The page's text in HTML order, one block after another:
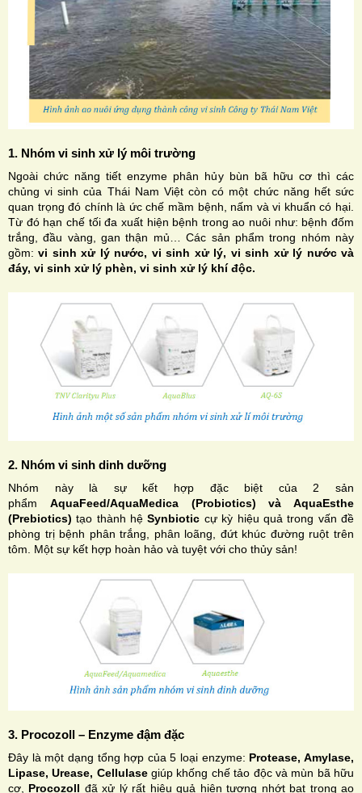
1. Nhóm vi sinh xử lý môi trường
Ngoài chức năng tiết enzyme phân hủy bùn bã hữu cơ thì các
chủng vi sinh của Thái Nam Việt còn có một chức năng hết sức
quan trọng đó chính là ức chế mầm bệnh, nấm và vi khuẩn có hại.
Từ đó hạn chế tối đa xuất hiện bệnh trong ao nuôi như: bệnh đốm
trắng, đầu vàng, gan thận mủ… Các sản phẩm trong nhóm này
gồm:vi sinh xử lý nước, vi sinh xử lý, vi sinh xử lý nước và
đáy, vi sinh xử lý phèn, vi sinh xử lý khí độc.
2. Nhóm vi sinh dinh dưỡng
Nhóm này là sự kết hợp đặc biệt của 2 sản
phẩm AquaFeed/AquaMedica (Probiotics) và AquaEsthe
(Prebiotics)tạo thành hệSynbiotic cự kỳ hiệu quả trong vấn đề
phòng trị bệnh phân trắng, phân loãng, đứt khúc đường ruột trên
tôm. Một sự kết hợp hoàn hảo và tuyệt với cho thủy sản!
3. Procozoll – Enzyme đậm đặc
Đây là một dạng tổng hợp của 5 loại enzyme: Protease, Amylase,
Lipase, Urease, Cellulasegiúp khống chế tảo độc và mùn bã hữu
cơ, Procozoll đã xử lý rất hiệu quả hiện tượng nhớt bạt trong ao